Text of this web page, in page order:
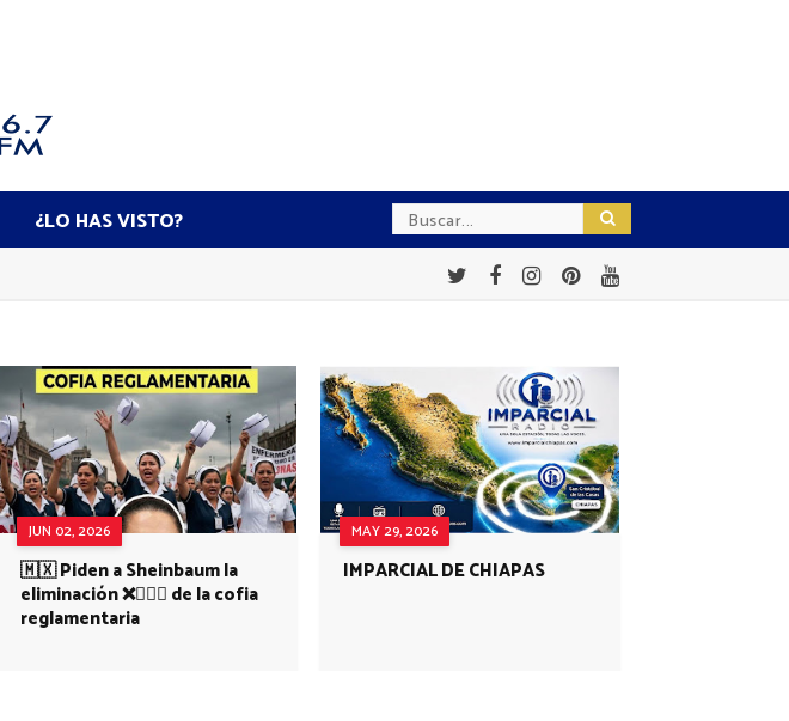
¿LO HAS VISTO?
JUN 02, 2026
🇲🇽 Piden a Sheinbaum la
eliminación ❌👩🏻‍⚕️ de la cofia
reglamentaria
MAY 29, 2026
IMPARCIAL DE CHIAPAS